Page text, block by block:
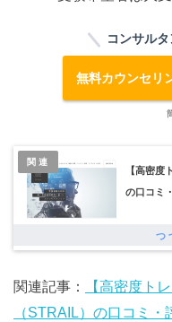
コンサル
無料カウンセリ
関連
【高密度
の口コミ
関連記事：
【高密度ト
（STRAIL）の口コミ・